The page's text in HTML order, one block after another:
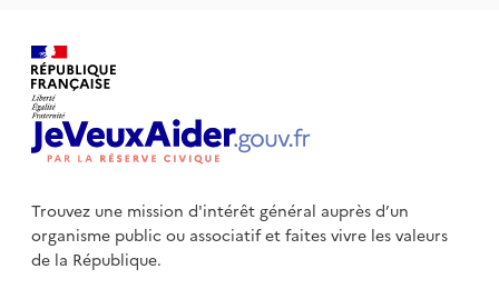
Trouvez une mission d'intérêt général auprès d’un
organisme publicou associatif et faites vivre les valeurs
de la République.